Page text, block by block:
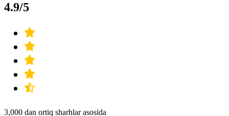
4.9/5
3,000 dan ortiq sharhlar asosida